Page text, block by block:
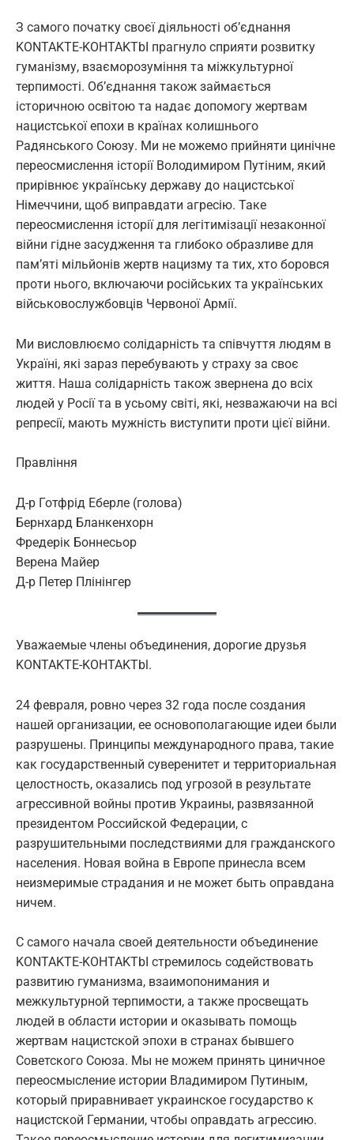
З самого початку своєї діяльності об’єднання
KONTAKTE-KOHTAKTbI прагнуло сприяти розвитку
гуманізму, взаєморозуміння та міжкультурної
терпимості. Об’єднання також займається
історичною освітою та надає допомогу жертвам
нацистської епохи в країнах колишнього
Радянського Союзу. Ми не можемо прийняти цинічне
переосмислення історії Володимиром Путіним, який
прирівнює українську державу до нацистської
Німеччини, щоб виправдати агресію. Таке
переосмислення історії для легітимізації незаконної
війни гідне засудження та глибоко образливе для
пам’яті мільйонів жертв нацизму та тих, хто боровся
проти нього, включаючи російських та українських
військовослужбовців Червоної Армії.
Ми висловлюємо солідарність та співчуття людям в
Україні, які зараз перебувають у страху за своє
життя. Наша солідарність також звернена до всіх
людей у ​​Росії та в усьому світі, які, незважаючи на всі
репресії, мають мужність виступити проти цієї війни.
Правління
Д-р Готфрід Еберле (голова)
Бернхард Бланкенхорн
Фредерік Боннесьор
Верена Майер
Д-р Петер Плінінгер
Уважаемые члены объединения, дорогие друзья
KONTAKTE-KOHTAKTbl.
24 февраля, ровно через 32 года после создания
нашей организации, ее основополагающие идеи были
разрушены. Принципы международного права, такие
как государственный суверенитет и территориальная
целостность, оказались под угрозой в результате
агрессивной войны против Украины, развязанной
президентом Российской Федерации, с
разрушительными последствиями для гражданского
населения. Новая война в Европе принесла всем
неизмеримые страдания и не может быть оправдана
ничем.
С самого начала своей деятельности объединение
KONTAKTE-KOHTAKTbI стремилось содействовать
развитию гуманизма, взаимопонимания и
межкультурной терпимости, а также просвещать
людей в области истории и оказывать помощь
жертвам нацистской эпохи в странах бывшего
Советского Союза. Мы не можем принять циничное
переосмысление истории Владимиром Путиным,
который приравнивает украинское государство к
нацистской Германии, чтобы оправдать агрессию.